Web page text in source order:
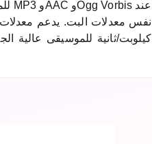
كيلوبت/ثانية للموسيقى عالية